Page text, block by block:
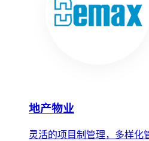
地产物业
灵活的项目制管理，多样化